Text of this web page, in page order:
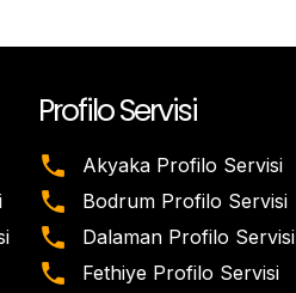
Profilo Servisi
Akyaka Profilo Servisi
Bodrum Profilo Servisi
Dalaman Profilo Servisi
Fethiye Profilo Servisi